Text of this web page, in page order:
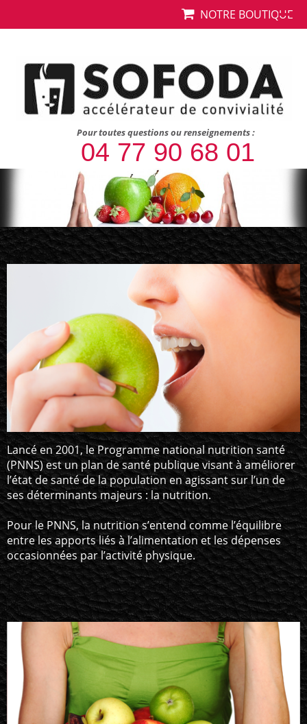
NOTRE BOUTIQUE
Pour toutes questions ou renseignements :
04 77 90 68 01
Le PNNS
Lancé en 2001, le Programme national nutrition santé
(PNNS) est un plan de santé publique visant à améliorer
l’état de santé de la population en agissant sur l’un de
ses déterminants majeurs : la nutrition.
Pour le PNNS, la nutrition s’entend comme l’équilibre
entre les apports liés à l’alimentation et les dépenses
occasionnées par l’activité physique.